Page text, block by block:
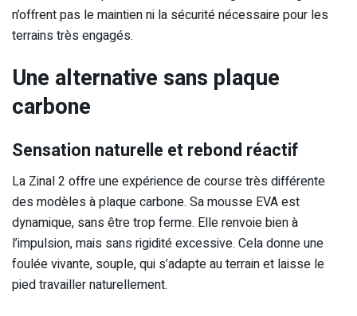
n’offrent pas le maintien ni la sécurité nécessaire pour les
terrains très engagés.
Une alternative sans plaque
carbone
Sensation naturelle et rebond réactif
La Zinal 2 offre une expérience de course très différente
des modèles à plaque carbone. Sa mousse EVA est
dynamique, sans être trop ferme. Elle renvoie bien à
l’impulsion, mais sans rigidité excessive. Cela donne une
foulée vivante, souple, qui s’adapte au terrain et laisse le
pied travailler naturellement.